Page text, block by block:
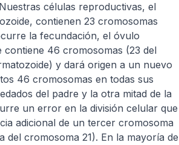
células reproductivas, el
contienen 23 cromosomas
la fecundación, el óvulo
contiene 46 cromosomas (23 del
y dará origen a un nuevo
46 cromosomas en todas sus
del padre y la otra mitad de la
un error en la división celular que
adicional de un tercer cromosoma
del cromosoma 21). En la mayoría de